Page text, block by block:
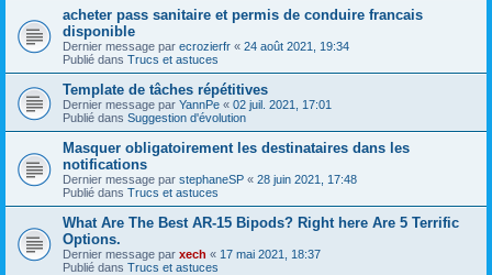
acheter pass sanitaire et permis de conduire francais
disponible
Dernier message par ecrozierfr « 24 août 2021, 19:34
Publié dans Trucs et astuces
Template de tâches répétitives
Dernier message par YannPe « 02 juil. 2021, 17:01
Publié dans Suggestion d'évolution
Masquer obligatoirement les destinataires dans les
notifications
Dernier message par stephaneSP « 28 juin 2021, 17:48
Publié dans Trucs et astuces
What Are The Best AR-15 Bipods? Right here Are 5 Terrific
Options.
Dernier message par xech « 17 mai 2021, 18:37
Publié dans Trucs et astuces